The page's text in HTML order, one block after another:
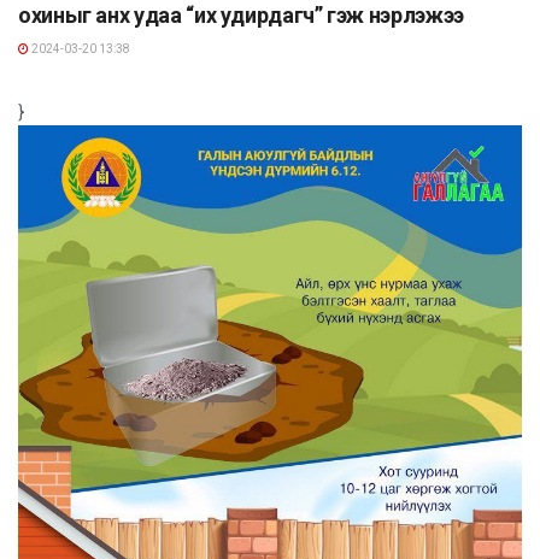
охиныг анх удаа “их удирдагч” гэж нэрлэжээ
2024-03-20 13:38
}